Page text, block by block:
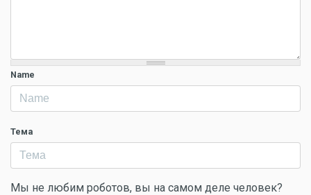
Name
Тема
Мы не любим роботов, вы на самом деле человек?